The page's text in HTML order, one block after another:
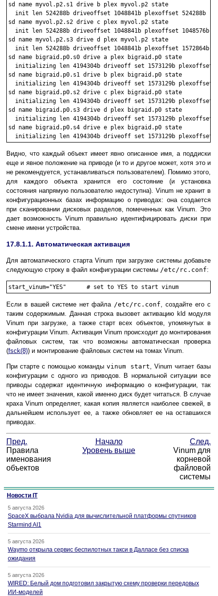
sd name myvol.p2.s1 drive b plex myvol.p2 state
  init len 524288b driveoffset 1048841b plexoffset 524288b
sd name myvol.p2.s2 drive c plex myvol.p2 state
  init len 524288b driveoffset 1048841b plexoffset 1048576b
sd name myvol.p2.s3 drive d plex myvol.p2 state
  init len 524288b driveoffset 1048841b plexoffset 1572864b
sd name bigraid.p0.s0 drive a plex bigraid.p0 state
initializing len 4194304b driveoff set 1573129b plexoffset
sd name bigraid.p0.s1 drive b plex bigraid.p0 state
initializing len 4194304b driveoff set 1573129b plexoffset
sd name bigraid.p0.s2 drive c plex bigraid.p0 state
initializing len 4194304b driveoff set 1573129b plexoffset
sd name bigraid.p0.s3 drive d plex bigraid.p0 state
initializing len 4194304b driveoff set 1573129b plexoffset
sd name bigraid.p0.s4 drive e plex bigraid.p0 state
Видно, что каждый объект имеет явно описанное имя, а поддиски
еще и явное положение на приводе (и то и другое может, хотя это и
не рекомендуется, устанавливаться пользователем). Помимо этого,
для каждого объекта хранится его состояние (и установка
состояния напрямую пользователю недоступна). Vinum не хранит в
конфигурационных базах информацию о приводах: она создается
при сканировании дисковых разделов, помеченных как Vinum. Это
дает возможность Vinum правильно идентифицировать диски при
смене имени устройства.
17.8.1.1. Автоматическая активация
Для автоматического старта Vinum при загрузке системы добавьте
следующую строку в файл конфигурации системы /etc/rc.conf:
Если в вашей системе нет файла /etc/rc.conf, создайте его с
таким содержимым. Данная строка вызовет активацию kld модуля
Vinum при загрузке, а также старт всех объектов, упомянутых в
конфигурации Vinum. Активация Vinum происходит до монтирования
файловых систем, так что возможны автоматическая проверка
(fsck(8)) и монтирование файловых систем на томах Vinum.
При старте с помощью команды vinum start, Vinum читает базы
конфигурации с одного из приводов. В нормальной ситуации все
приводы содержат идентичную информацию о конфигурации, так
что не имеет значения, какой именно диск будет читаться. В случае
краха Vinum определяет, какая копия является наиболее свежей, в
дальнейшем использует ее, а также обновляет ее на оставшихся
приводах.
Пред. Начало
След.
Правила
именования
объектов
Уровень выше
Vinum для
корневой
файловой
системы
Новости IT
5 августа 2026
SpaceX выбрала Nvidia для вычислительной платформы спутников
Starmind AI1
5 августа 2026
Waymo открыла сервис беспилотных такси в Далласе без списка
ожидания
5 августа 2026
WIRED: Белый дом подготовил закрытую схему проверки передовых
ИИ-моделей